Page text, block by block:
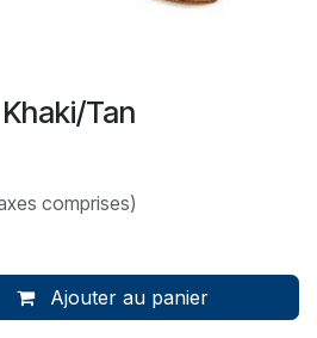
Tan
comprises)
Ajouter au panier